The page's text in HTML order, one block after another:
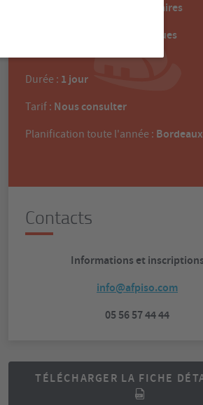
Formations réglementaires
Prévention des risques
Durée : 1 jour
Tarif : Nous consulter
Planification toute l'année : Bordeaux
Contacts
Informations et inscriptions
info@afpiso.com
05 56 57 44 44
TÉLÉCHARGER LA FICHE